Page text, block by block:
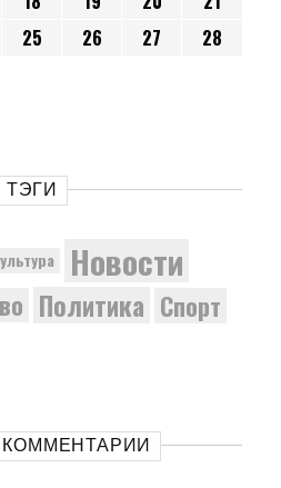
25 26 27
28
ТЭГИ
Новости
Политика Спорт